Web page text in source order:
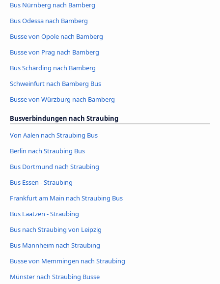
Bus Nürnberg nach Bamberg
Bus Odessa nach Bamberg
Busse von Opole nach Bamberg
Busse von Prag nach Bamberg
Bus Schärding nach Bamberg
Schweinfurt nach Bamberg Bus
Busse von Würzburg nach Bamberg
Busverbindungen nach Straubing
Von Aalen nach Straubing Bus
Berlin nach Straubing Bus
Bus Dortmund nach Straubing
Bus Essen - Straubing
Frankfurt am Main nach Straubing Bus
Bus Laatzen - Straubing
Bus nach Straubing von Leipzig
Bus Mannheim nach Straubing
Busse von Memmingen nach Straubing
Münster nach Straubing Busse